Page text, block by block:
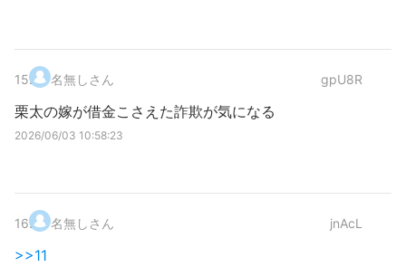
15. 名無しさん gpU8R
栗太の嫁が借金こさえた詐欺が気になる
2026/06/03 10:58:23
16. 名無しさん jnAcL
>>11